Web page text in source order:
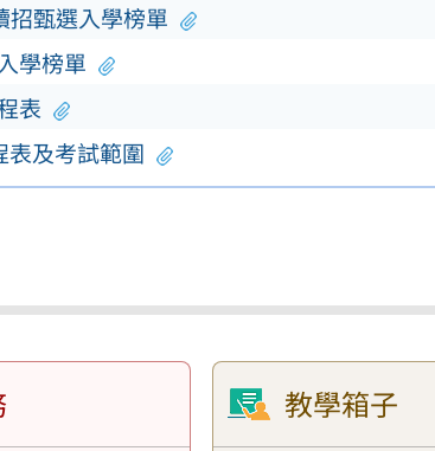
招甄選入學榜單
學榜單
表
及考試範圍
教學箱子